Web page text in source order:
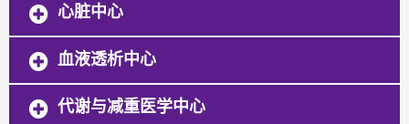
心脏中心
血液透析中心
代谢与减重医学中心